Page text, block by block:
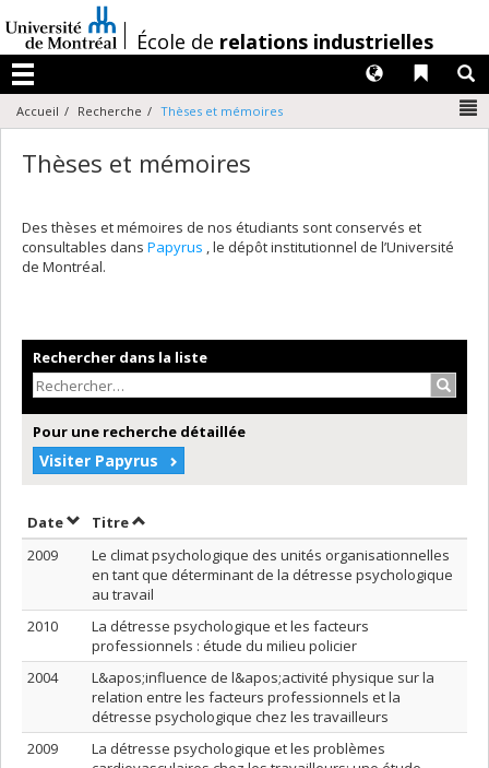
au
contenu
/École de relations industrielles
Menu
Liens
Langues
Accueil Recherche Thèses et mémoires
Thèses et mémoires
Des thèses et mémoires de nos étudiants sont conservés et
consultables dans Papyrus , le dépôt institutionnel de l’Université
de Montréal.
Rechercher dans la liste
Pour une recherche détaillée
Visiter Papyrus
DateTrier par date en ordre croissant
TitreTrier par titre en ordre croissant
2009
Le climat psychologique des unités organisationnelles
en tant que déterminant de la détresse psychologique
au travail
2010
La détresse psychologique et les facteurs
professionnels : étude du milieu policier
2004
L&apos;influence de l&apos;activité physique sur la
relation entre les facteurs professionnels et la
détresse psychologique chez les travailleurs
2009
La détresse psychologique et les problèmes